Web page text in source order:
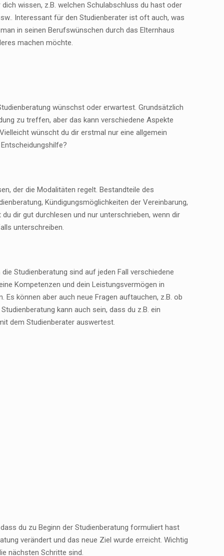
wissen, z.B. welchen Schulabschluss du hast oder
Interessant für den Studienberater ist oft auch, was
in seinen Berufswünschen durch das Elternhaus
machen möchte.
wünschst oder erwartest. Grundsätzlich
zu treffen, aber das kann verschiedene Aspekte
wünscht du dir erstmal nur eine allgemein
der die Modalitäten regelt. Bestandteile des
Kündigungsmöglichkeiten der Vereinbarung,
dir gut durchlesen und nur unterschrieben, wenn dir
unterschreiben.
Studienberatung sind auf jeden Fall verschiedene
Kompetenzen und dein Leistungsvermögen in
können aber auch neue Fragen auftauchen, z.B. ob
kann auch sein, dass du z.B. ein
dem Studienberater auswertest.
du zu Beginn der Studienberatung formuliert hast
verändert und das neue Ziel wurde erreicht. Wichtig
nächsten Schritte sind.